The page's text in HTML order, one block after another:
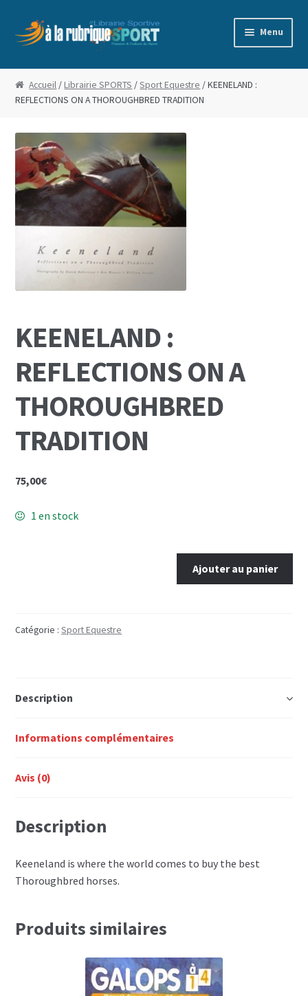
Aller
à
Aller
au
Menu
Accueil
Blog
Boutique
Commande
Conditions Générales de Vente
Edito
Accueil / Librairie SPORTS /Sport Equestre / KEENELAND :
REFLECTIONS ON A THOROUGHBRED TRADITION
KEENELAND :
REFLECTIONS ON A
THOROUGHBRED
TRADITION
75,00€
1 en stock
REFLECTIONS
TRADITION
Ajouter au panier
Catégorie :Sport Equestre
Description
Informations complémentaires
Avis (0)
Description
Keeneland is where the world comes to buy the best
Thoroughbred horses.
Produits similaires